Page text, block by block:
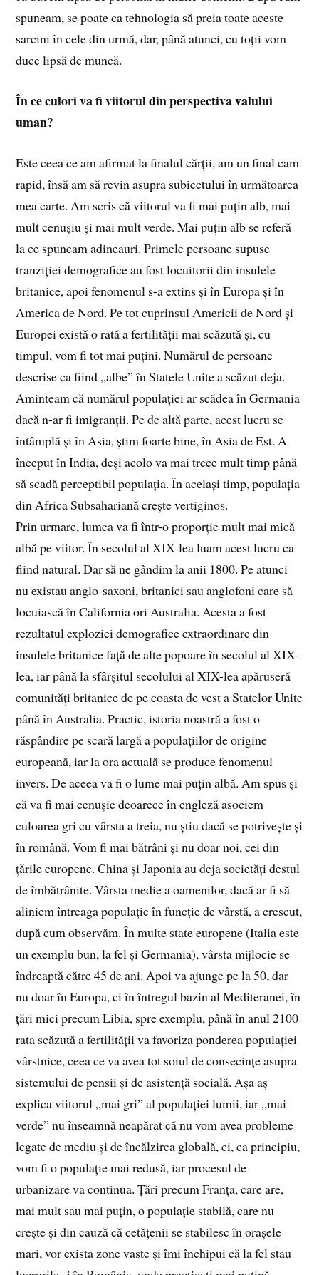
spuneam, se poate ca tehnologia să preia toate aceste
sarcini în cele din urmă, dar, până atunci, cu toții vom
duce lipsă de muncă.
În ce culori va fi viitorul din perspectiva valului
uman?
Este ceea ce am afirmat la finalul cărții, am un final cam
rapid, însă am să revin asupra subiectului în următoarea
mea carte. Am scris că viitorul va fi mai puțin alb, mai
mult cenușiu și mai mult verde. Mai puțin alb se referă
la ce spuneam adineauri. Primele persoane supuse
tranziției demografice au fost locuitorii din insulele
britanice, apoi fenomenul s-a extins și în Europa și în
America de Nord. Pe tot cuprinsul Americii de Nord și
Europei există o rată a fertilității mai scăzută și, cu
timpul, vom fi tot mai puțini. Numărul de persoane
descrise ca fiind „albe” în Statele Unite a scăzut deja.
Aminteam că numărul populației ar scădea în Germania
dacă n-ar fi imigranții. Pe de altă parte, acest lucru se
întâmplă și în Asia, știm foarte bine, în Asia de Est. A
început în India, deși acolo va mai trece mult timp până
să scadă perceptibil populația. În același timp, populația
din Africa Subsahariană crește vertiginos.
Prin urmare, lumea va fi într-o proporție mult mai mică
albă pe viitor. În secolul al XIX-lea luam acest lucru ca
fiind natural. Dar să ne gândim la anii 1800. Pe atunci
nu existau anglo-saxoni, britanici sau anglofoni care să
locuiască în California ori Australia. Acesta a fost
rezultatul exploziei demografice extraordinare din
insulele britanice față de alte popoare în secolul al XIX-
lea, iar până la sfârșitul secolului al XIX-lea apăruseră
comunități britanice de pe coasta de vest a Statelor Unite
până în Australia. Practic, istoria noastră a fost o
răspândire pe scară largă a populațiilor de origine
europeană, iar la ora actuală se produce fenomenul
invers. De aceea va fi o lume mai puțin albă. Am spus și
că va fi mai cenușie deoarece în engleză asociem
culoarea gri cu vârsta a treia, nu știu dacă se potrivește și
în română. Vom fi mai bătrâni și nu doar noi, cei din
țările europene. China și Japonia au deja societăți destul
de îmbătrânite. Vârsta medie a oamenilor, dacă ar fi să
aliniem întreaga populație în funcție de vârstă, a crescut,
după cum observăm. În multe state europene (Italia este
un exemplu bun, la fel și Germania), vârsta mijlocie se
îndreaptă către 45 de ani. Apoi va ajunge pe la 50, dar
nu doar în Europa, ci în întregul bazin al Mediteranei, în
țări mici precum Libia, spre exemplu, până în anul 2100
rata scăzută a fertilității va favoriza ponderea populației
vârstnice, ceea ce va avea tot soiul de consecințe asupra
sistemului de pensii și de asistență socială. Așa aș
explica viitorul „mai gri” al populației lumii, iar „mai
verde” nu înseamnă neapărat că nu vom avea probleme
legate de mediu și de încălzirea globală, ci, ca principiu,
vom fi o populație mai redusă, iar procesul de
urbanizare va continua. Țări precum Franța, care are,
mai mult sau mai puțin, o populație stabilă, care nu
crește și din cauză că cetățenii se stabilesc în orașele
mari, vor exista zone vaste și îmi închipui că la fel stau